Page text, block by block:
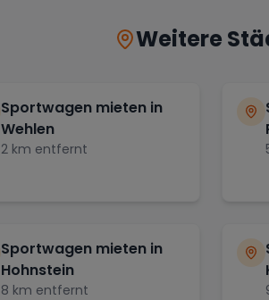
Weitere
Sportwagen mieten in
Wehlen
2 km entfernt
Sportwagen mieten in
Hohnstein
8 km entfernt